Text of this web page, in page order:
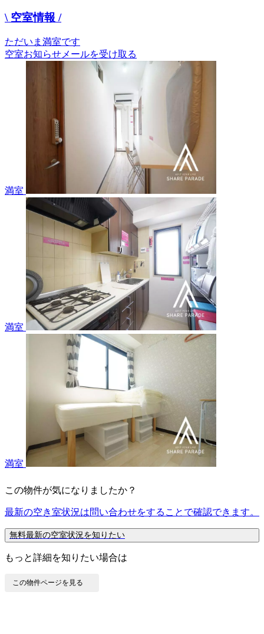
\ 空室情報 /
ただいま満室です
空室お知らせメールを受け取る
満室
満室
満室
この物件が気になりましたか？
最新の空き室状況は問い合わせをすることで確認できます。
無料最新の空室状況を知りたい
もっと詳細を知りたい場合は
この物件ページを見る